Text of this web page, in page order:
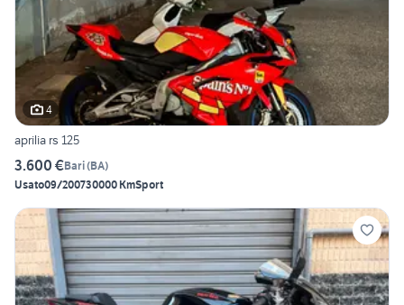
4
aprilia rs 125
3.600 €Bari(BA)
Usato09/200730000 KmSport